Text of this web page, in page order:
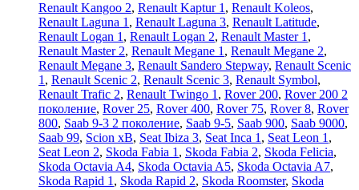
Renault Kangoo 2, Renault Kaptur 1 , Renault Koleos,
Renault Laguna 1 , Renault Laguna 3, Renault Latitude,
Renault Logan 1 , Renault Logan 2, Renault Master 1 ,
Renault Master 2, Renault Megane 1 , Renault Megane 2,
Renault Megane 3, Renault Sandero Stepway, Renault Scenic
1 , Renault Scenic 2, Renault Scenic 3, Renault Symbol,
Renault Trafic 2, Renault Twingo 1 , Rover 200, Rover 200 2
поколение, Rover 25, Rover 400, Rover 75, Rover 8, Rover
800, Saab 9-3 2 поколение, Saab 9-5, Saab 900, Saab 9000,
Saab 99, Scion xB, Seat Ibiza 3, Seat Inca 1 , Seat Leon 1 ,
Seat Leon 2, Skoda Fabia 1 , Skoda Fabia 2, Skoda Felicia,
Skoda Octavia A4, Skoda Octavia A5, Skoda Octavia A7,
Skoda Rapid 1 , Skoda Rapid 2, Skoda Roomster, Skoda